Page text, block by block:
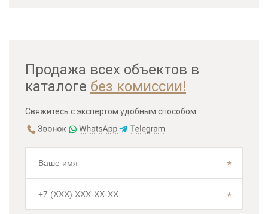
Продажа всех объектов в
каталоге без комиссии!
Свяжитесь с экспертом удобным способом: